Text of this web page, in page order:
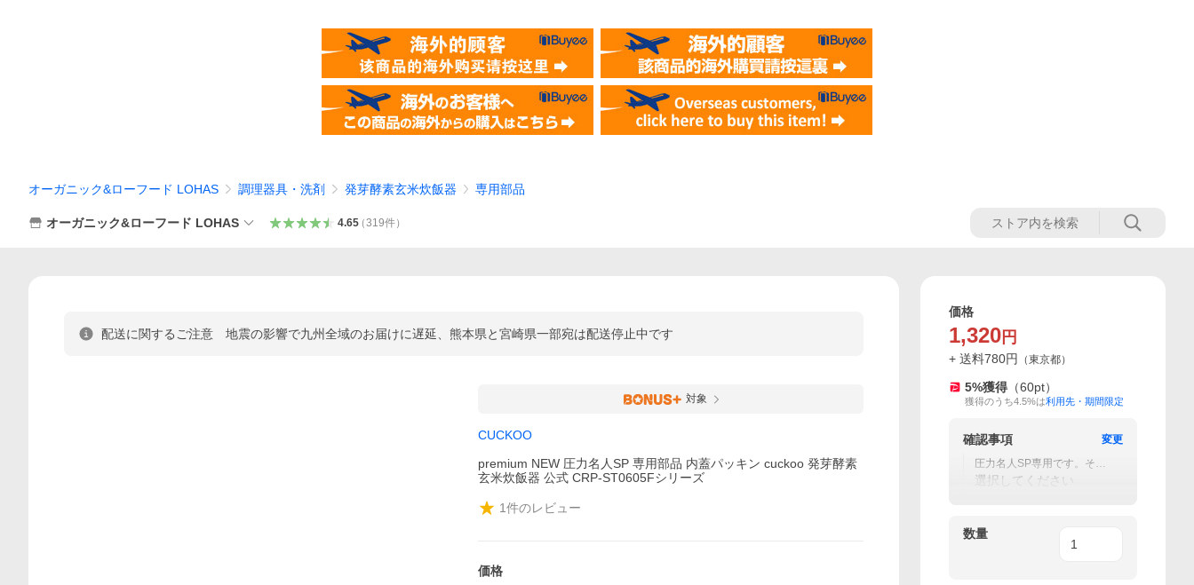
オーガニック&ローフード LOHAS 調理器具・洗剤 発芽酵素玄米炊飯器 専用部品
オーガニック&ローフード LOHAS 4.65（319件）
配送に関するご注意 地震の影響で九州全域のお届けに遅延、熊本県と宮崎県一部宛は配送停止中です
対象
CUCKOO
premium NEW 圧力名人SP 専用部品 内蓋パッキン cuckoo 発芽酵素
玄米炊飯器 公式 CRP-ST0605Fシリーズ
1件のレビュー
価格
価格
1,320 円
+ 送料780円 （東京都）
5%獲得 （60pt）
獲得のうち4.5%は利用先・期間限定
確認事項
変更
圧力名人SP専用です。その
他の製品には使用できませ
選択してください
数量